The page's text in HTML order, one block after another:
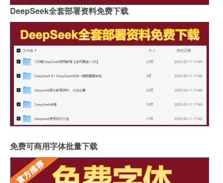
DeepSeek全套部署资料免费下载
免费可商用字体批量下载